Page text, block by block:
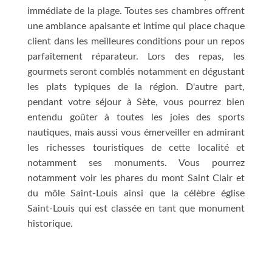
immédiate de la plage. Toutes ses chambres offrent
une ambiance apaisante et intime qui place chaque
client dans les meilleures conditions pour un repos
parfaitement réparateur. Lors des repas, les
gourmets seront comblés notamment en dégustant
les plats typiques de la région. D'autre part,
pendant votre séjour à Sète, vous pourrez bien
entendu goûter à toutes les joies des sports
nautiques, mais aussi vous émerveiller en admirant
les richesses touristiques de cette localité et
notamment ses monuments. Vous pourrez
notamment voir les phares du mont Saint Clair et
du môle Saint-Louis ainsi que la célèbre église
Saint-Louis qui est classée en tant que monument
historique.